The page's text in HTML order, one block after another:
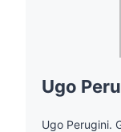
Ugo
Ugo Perugini.